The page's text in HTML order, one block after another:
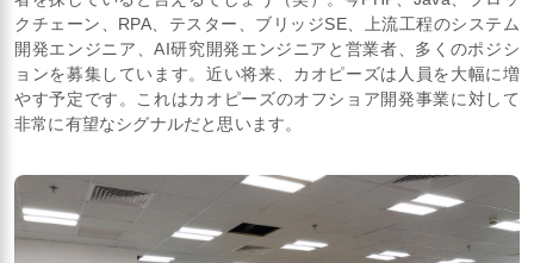
クチェーン、RPA、テスター、ブリッジSE、上流工程のシステム
開発エンジニア、AI研究開発エンジニアと営業者、多くのポジシ
ョンを募集しています。近い将来、カオピーズは人員を大幅に増
やす予定です。これはカオピーズのオフショア開発事業に対して
非常に有望なシグナルだと思います。